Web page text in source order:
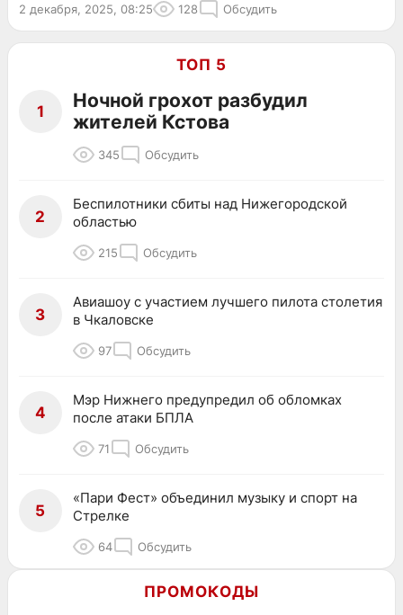
2 декабря, 2025, 08:25 128 Обсудить
ТОП 5
1
Ночной грохот разбудил
жителей Кстова
345 Обсудить
2
Беспилотники сбиты над Нижегородской
областью
215 Обсудить
3
Авиашоу с участием лучшего пилота столетия
в Чкаловске
97 Обсудить
4
Мэр Нижнего предупредил об обломках
после атаки БПЛА
71 Обсудить
5
«Пари Фест» объединил музыку и спорт на
Стрелке
64 Обсудить
ПРОМОКОДЫ